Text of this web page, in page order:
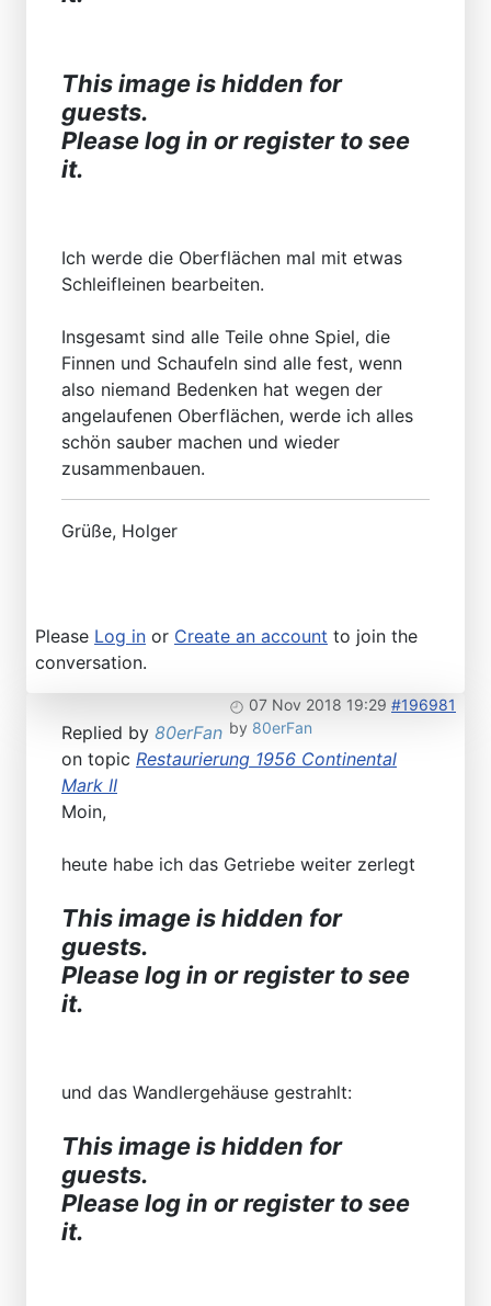
This image is hidden for
guests.
Please log in or register to see
it.
Ich werde die Oberflächen mal mit etwas
Schleifleinen bearbeiten.
Insgesamt sind alle Teile ohne Spiel, die
Finnen und Schaufeln sind alle fest, wenn
also niemand Bedenken hat wegen der
angelaufenen Oberflächen, werde ich alles
schön sauber machen und wieder
zusammenbauen.
Grüße, Holger
Please Log in or Create an account to join the
conversation.
07 Nov 2018 19:29 #196981
by 80erFan
Replied by 80erFan
on topic Restaurierung 1956 Continental
Mark II
Moin,
heute habe ich das Getriebe weiter zerlegt
This image is hidden for
guests.
Please log in or register to see
it.
und das Wandlergehäuse gestrahlt:
This image is hidden for
guests.
Please log in or register to see
it.